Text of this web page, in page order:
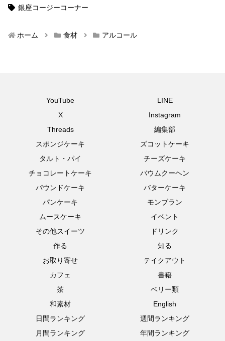
銀座コージーコーナー
ホーム 食材 アルコール
YouTube
LINE
X
Instagram
Threads
編集部
スポンジケーキ
ズコットケーキ
タルト・パイ
チーズケーキ
チョコレートケーキ
バウムクーヘン
パウンドケーキ
バターケーキ
パンケーキ
モンブラン
ムースケーキ
イベント
その他スイーツ
ドリンク
作る
知る
お取り寄せ
テイクアウト
カフェ
書籍
茶
ベリー類
和素材
English
日間ランキング
週間ランキング
月間ランキング
年間ランキング